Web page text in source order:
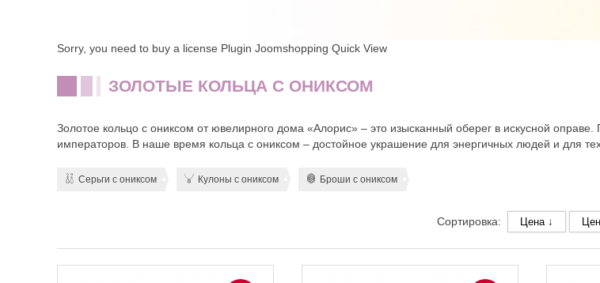
Sorry, you need to buy a license Plugin Joomshopping Quick View
ЗОЛОТЫЕ КОЛЬЦА С ОНИКСОМ
Золотое кольцо с ониксом от ювелирного дома «Алорис» – это изысканный оберег в искусной
императоров. В наше время кольца с ониксом – достойное украшение для энергичных людей и для
Серьги с ониксом Кулоны с ониксом Броши с ониксом
Сортировка: Цена ↓